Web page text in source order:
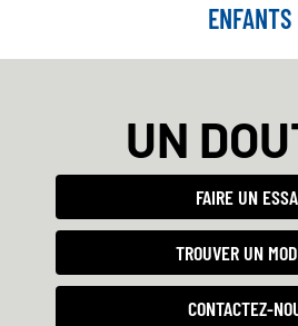
ENFANTS
UN
FAIRE UN
TROUVER UN
CONTACTEZ-